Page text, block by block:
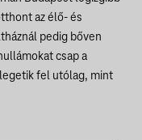
az élő- és
pedig bőven
csap a
fel utólag, mint